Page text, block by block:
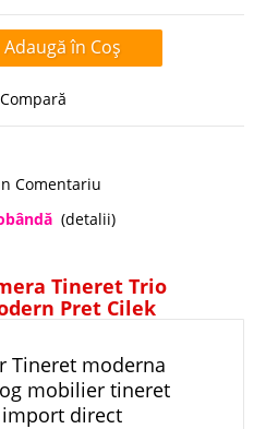
Compară
Comentariu
(detalii)
Tineret Trio
Pret Cilek
Tineret moderna
mobilier tineret
import direct